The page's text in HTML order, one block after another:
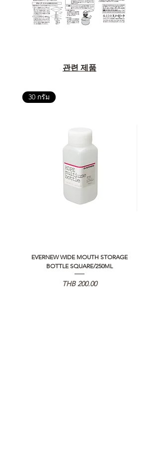
관련 제품
30 กรัม
EVERNEW WIDE MOUTH STORAGE
BOTTLE SQUARE/250ML
가격
THB 200.00